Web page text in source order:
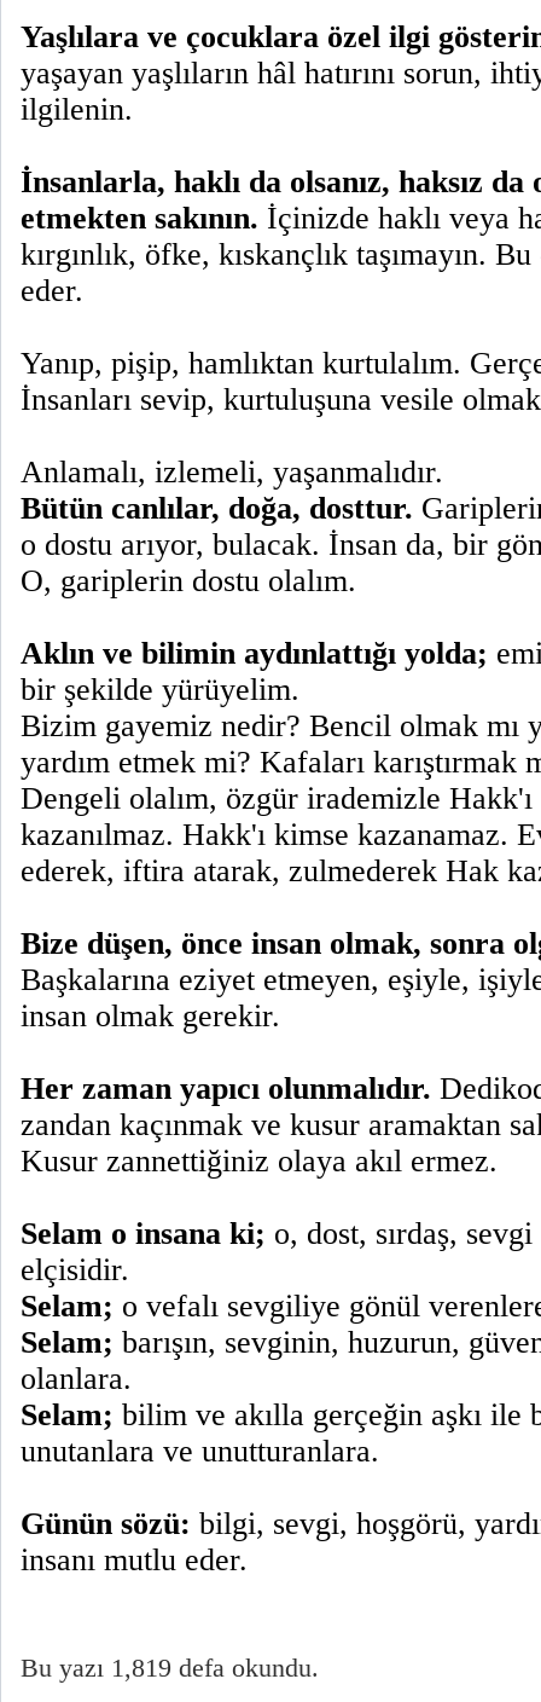
Yaşlılara ve çocuklara özel ilgi
yaşayan yaşlıların hâl hatırını sorun,
ilgilenin.
İnsanlarla, haklı da olsanız, haksız da
etmekten sakının. İçinizde haklı veya
kırgınlık, öfke, kıskançlık taşımayın.
eder.
Yanıp, pişip, hamlıktan kurtulalım.
İnsanları sevip, kurtuluşuna vesile
Anlamalı, izlemeli, yaşanmalıdır.
Bütün canlılar, doğa, dosttur.
o dostu arıyor, bulacak. İnsan da, bir
O, gariplerin dostu olalım.
Aklın ve bilimin aydınlattığı yolda;
bir şekilde yürüyelim.
Bizim gayemiz nedir? Bencil olmak mı
yardım etmek mi? Kafaları karıştırmak
Dengeli olalım, özgür irademizle
kazanılmaz. Hakk'ı kimse kazanamaz.
ederek, iftira atarak, zulmederek Hak
Bize düşen, önce insan olmak, sonra
Başkalarına eziyet etmeyen, eşiyle,
insan olmak gerekir.
Her zaman yapıcı olunmalıdır.
zandan kaçınmak ve kusur aramaktan
Kusur zannettiğiniz olaya akıl ermez.
Selam o insana ki; o, dost, sırdaş, sevgi
elçisidir.
Selam; o vefalı sevgiliye gönül
Selam; barışın, sevginin, huzurun,
olanlara.
Selam; bilim ve akılla gerçeğin aşkı ile
unutanlara ve unutturanlara.
Günün sözü: bilgi, sevgi, hoşgörü,
insanı mutlu eder.
Bu yazı 1,819 defa okundu.